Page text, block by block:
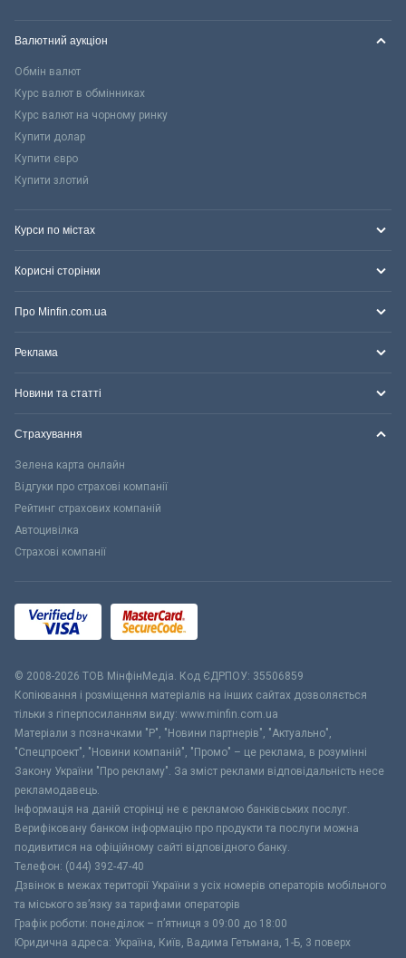
Валютний аукціон
Обмін валют
Курс валют в обмінниках
Курс валют на чорному ринку
Купити долар
Купити євро
Купити злотий
Курси по містах
Корисні сторінки
Про Minfin.com.ua
Реклама
Новини та статті
Страхування
Зелена карта онлайн
Відгуки про страхові компанії
Рейтинг страхових компаній
Автоцивілка
Страхові компанії
© 2008-2026 ТОВ МiнфiнМедiа. Код ЄДРПОУ: 35506859
Копіювання і розміщення матеріалів на інших сайтах дозволяється
тільки з гіперпосиланням виду: www.minfin.com.ua
Матеріали з позначками "Р", "Новини партнерів", "Актуально",
"Спецпроект", "Новини компаній", "Промо" – це реклама, в розумінні
Закону України "Про рекламу". За зміст реклами відповідальність несе
рекламодавець.
Інформація на даній сторінці не є рекламою банківських послуг.
Верифіковану банком інформацію про продукти та послуги можна
подивитися на офіційному сайті відповідного банку.
Телефон: (044) 392-47-40
Дзвінок в межах території України з усіх номерів операторів мобільного
та міського зв’язку за тарифами операторів
Графік роботи: понеділок – п’ятниця з 09:00 до 18:00
Юридична адреса: Україна, Київ, Вадима Гетьмана, 1-Б, 3 поверх